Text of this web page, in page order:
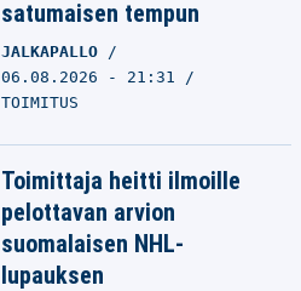
satumaisen tempun
JALKAPALLO
06.08.2026 - 21:31
TOIMITUS
Toimittaja heitti ilmoille
pelottavan arvion
suomalaisen NHL-
lupauksen